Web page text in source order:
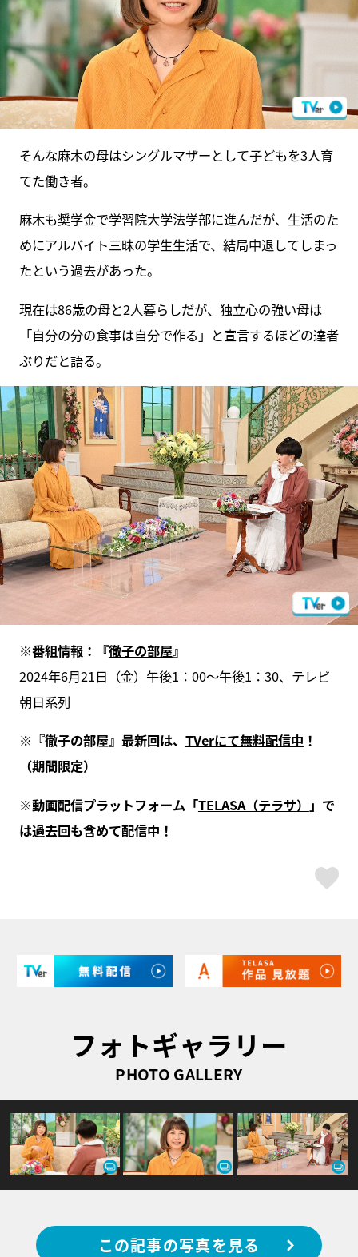
そんな麻木の母はシングルマザーとして子どもを3人育
てた働き者。
麻木も奨学金で学習院大学法学部に進んだが、生活のた
めにアルバイト三昧の学生生活で、結局中退してしまっ
たという過去があった。
現在は86歳の母と2人暮らしだが、独立心の強い母は
「自分の分の食事は自分で作る」と宣言するほどの達者
ぶりだと語る。
※番組情報：『徹子の部屋』
2024年6月21日（金）午後1：00～午後1：30、テレビ
朝日系列
※『徹子の部屋』最新回は、 TVerにて無料配信中 ！
（期間限定）
※動画配信プラットフォーム「TELASA（テラサ） 」で
は過去回も含めて配信中！
フォトギャラリー
PHOTO GALLERY
この記事の写真を見る